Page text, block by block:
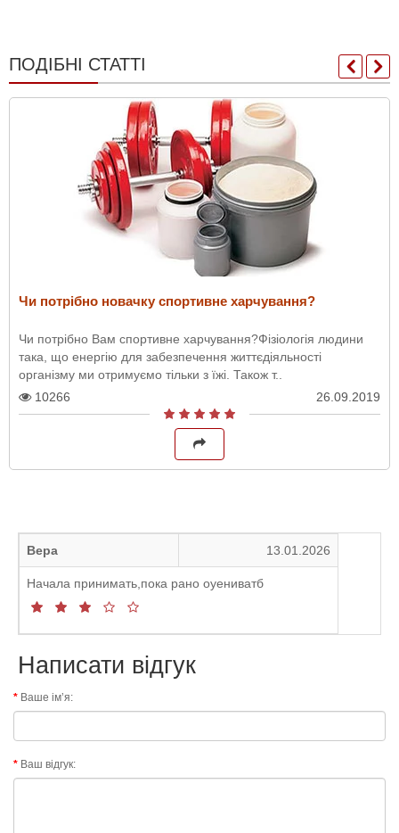
ПОДІБНІ СТАТТІ
Чи потрібно новачку спортивне харчування?
Чи потрібно Вам спортивне харчування?Фізіологія людини
така, що енергію для забезпечення життєдіяльності
організму ми отримуємо тільки з їжі. Також т..
10266
26.09.2019
Вера 13.01.2026
Начала принимать,пока рано оуениватб
Написати відгук
Ваше ім’я:
Ваш відгук: